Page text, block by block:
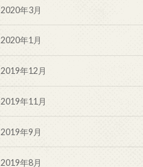
2020年3月
2020年1月
2019年12月
2019年11月
2019年9月
2019年8月